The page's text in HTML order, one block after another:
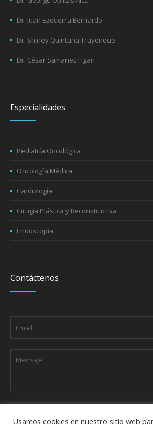
Dr. Juan Ezquerra Bernardo
Dr. Shirley Quintana Truyenque
Dr. César Samanez Figari
Especialidades
Pediatría Oncológica
Oncología Médica
Cardiología
Cirugía Plástica y Reconstructiva
Endoscopía
Contáctenos
Usamos cookies en nuestro sitio web